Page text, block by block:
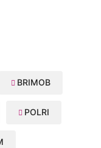
BRIMOB
POLRI